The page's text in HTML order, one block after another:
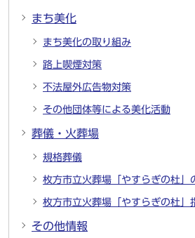
まち美化
まち美化の取り組み
路上喫煙対策
不法屋外広告物対策
その他団体等による美化活動
葬儀・火葬場
規格葬儀
枚方市立火葬場「やすらぎの杜」
枚方市立火葬場「やすらぎの杜」
その他情報